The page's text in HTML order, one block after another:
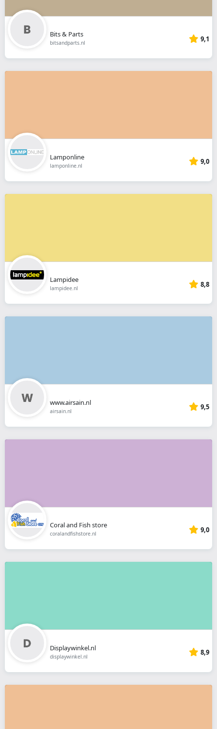
Bits & Parts
bitsandparts.nl 9,1
Lamponline
lamponline.nl 9,0
Lampidee
lampidee.nl 8,8
www.airsain.nl
airsain.nl 9,5
Coral and Fish store
coralandfishstore.nl 9,0
Displaywinkel.nl
displaywinkel.nl 8,9